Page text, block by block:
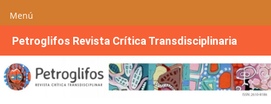
Petroglifos Revista Crítica Transdisciplinaria
Menú